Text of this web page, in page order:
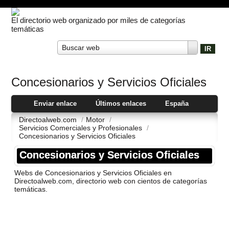
El directorio web organizado por miles de categorías
temáticas
Buscar web
Concesionarios y Servicios Oficiales
Enviar enlace Últimos enlaces España
Directoalweb.com / Motor /
Servicios Comerciales y Profesionales /
Concesionarios y Servicios Oficiales
Concesionarios y Servicios Oficiales
Webs de Concesionarios y Servicios Oficiales en
Directoalweb.com, directorio web con cientos de categorí­as
temáticas.